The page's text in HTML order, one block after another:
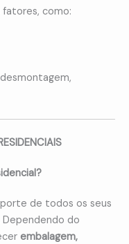
como:
de todos os seus
do
embalagem,